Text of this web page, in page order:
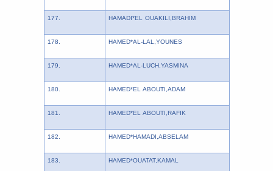
177. HAMADI*EL OUAKILI,BRAHIM
178. HAMED*AL-LAL,YOUNES
179. HAMED*AL-LUCH,YASMINA
180. HAMED*EL ABOUTI,ADAM
181. HAMED*EL ABOUTI,RAFIK
182. HAMED*HAMADI,ABSELAM
183. HAMED*OUATAT,KAMAL